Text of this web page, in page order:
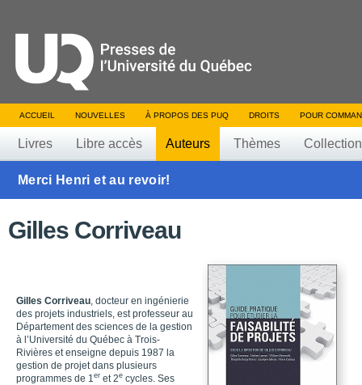
ACCUEIL NOUVELLES À PROPOS DES PUQ DROITS POUR
Livres Libre accès Auteurs Thèmes
Merci Henri et au revoir!
Gilles Corriveau
Gilles Corriveau, docteur en ingénierie
des projets industriels, est professeur au
Département des sciences de la gestion
à l’Université du Québec à Trois-
Rivières et enseigne depuis 1987 la
gestion de projetdans plusieurs
programmes de 1er et 2e cycles. Ses